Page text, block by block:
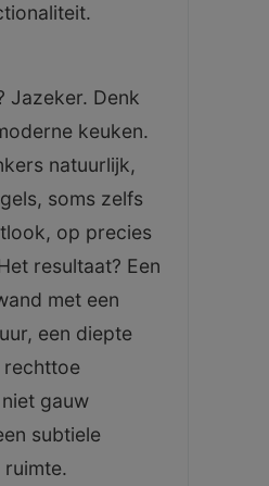
Jazeker. Denk
keuken.
natuurlijk,
soms zelfs
op precies
resultaat? Een
met een
een diepte
rechttoe
gauw
subtiele
ruimte.